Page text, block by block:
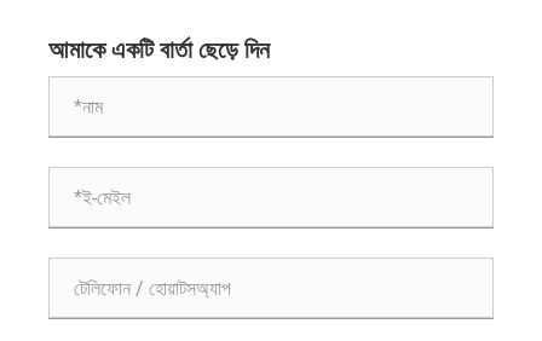
আমাকে একটি বার্তা ছেড়ে দিন